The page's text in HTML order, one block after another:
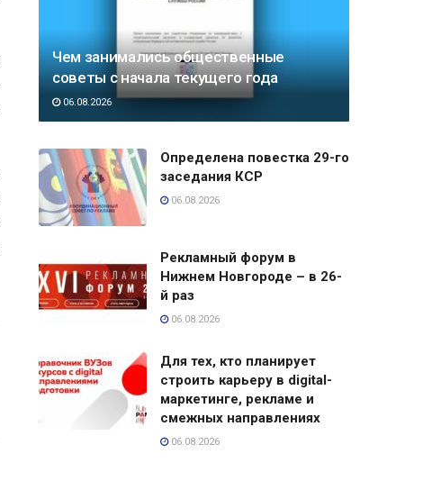
Чем занимались общественные
советы с начала текущего года
06.08.2026
Определена повестка 29-го
заседания КСР
06.08.2026
Рекламный форум в
Нижнем Новгороде – в 26-
й раз
06.08.2026
Для тех, кто планирует
строить карьеру в digital-
маркетинге, рекламе и
смежных направлениях
06.08.2026